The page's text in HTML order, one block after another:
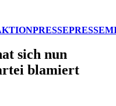
PRESSE
sich nun
blamiert